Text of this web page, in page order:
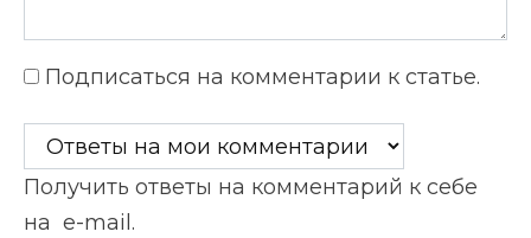
Подписаться на комментарии к статье.
Получить ответы на комментарий к себе
на e-mail.